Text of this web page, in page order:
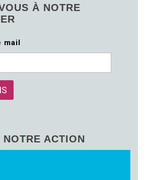
À NOTRE
mail
NOTRE ACTION